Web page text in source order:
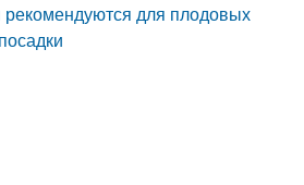
рекомендуются для плодовых